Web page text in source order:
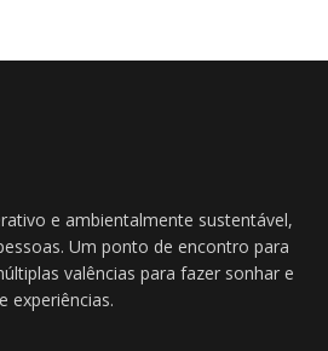
e ambientalmente sustentável,
Um ponto de encontro para
valências para fazer sonhar e
experiências.